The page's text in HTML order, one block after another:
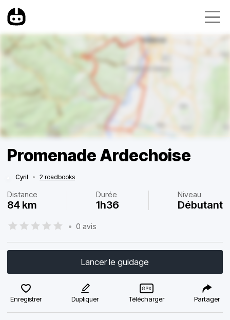
Promenade Ardechoise
Cyril • 2 roadbooks
Distance
84 km
Durée
1h36
Niveau
Débutant
• 0 avis
Lancer le guidage
Enregistrer Dupliquer Télécharger Partager